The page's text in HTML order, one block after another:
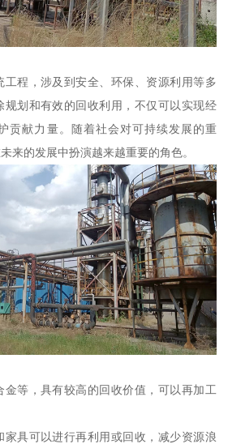
程，涉及到安全、环保、资源利用等多
规划和有效的回收利用，不仅可以实现经
贡献力量。随着社会对可持续发展的重
来的发展中扮演越来越重要的角色。
等，具有较高的回收价值，可以再加工
家具可以进行再利用或回收，减少资源浪